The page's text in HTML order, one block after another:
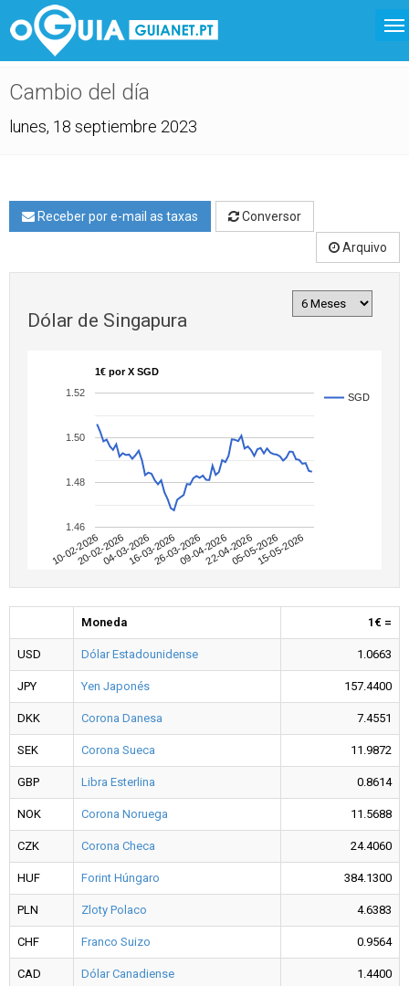
Cambio del día
lunes, 18 septiembre 2023
Receber por e-mail as taxas Conversor
Arquivo
Dólar de Singapura
1€ por X SGD
SGD
10-02-202620-02-202604-03-202616-03-202626-03-202609-04-202622-04-202605-05-202615-05-2026
1.46
1.48
1.50
1.52
Moneda 1€ =
USD Dólar Estadounidense 1.0663
JPY Yen Japonés 157.4400
DKK Corona Danesa 7.4551
SEK Corona Sueca 11.9872
GBP Libra Esterlina 0.8614
NOK Corona Noruega 11.5688
CZK Corona Checa 24.4060
HUF Forint Húngaro 384.1300
PLN Zloty Polaco 4.6383
CHF Franco Suizo 0.9564
CAD Dólar Canadiense 1.4400